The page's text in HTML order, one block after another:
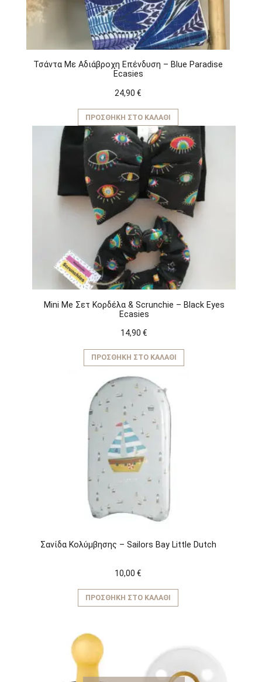
Τσάντα Με Αδιάβροχη Επένδυση – Blue Paradise
Ecasies
24,90 €
ΠΡΟΣΘΉΚΗ ΣΤΟ ΚΑΛΆΘΙ
Mini Me Σετ Κορδέλα & Scrunchie – Black Eyes
Ecasies
14,90 €
ΠΡΟΣΘΉΚΗ ΣΤΟ ΚΑΛΆΘΙ
Σανίδα Κολύμβησης – Sailors Bay Little Dutch
10,00 €
ΠΡΟΣΘΉΚΗ ΣΤΟ ΚΑΛΆΘΙ